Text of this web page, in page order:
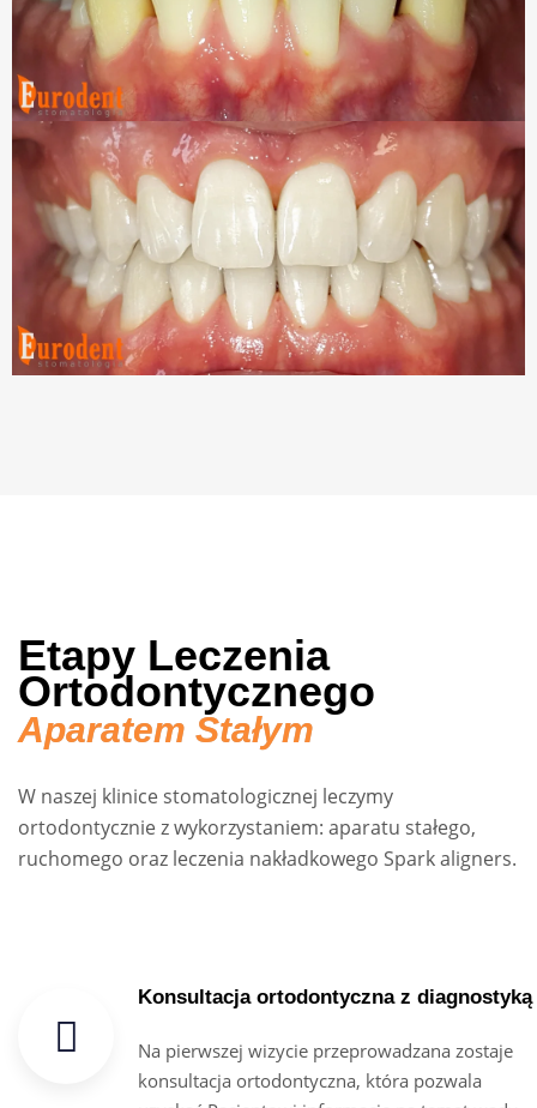
Etapy Leczenia
Ortodontycznego
Aparatem Stałym
W naszej klinice stomatologicznej leczymy
ortodontycznie z wykorzystaniem: aparatu stałego,
ruchomego oraz leczenia nakładkowego Spark aligners.
Konsultacja ortodontyczna z diagnostyką
Na pierwszej wizycie przeprowadzana zostaje
konsultacja ortodontyczna, która pozwala